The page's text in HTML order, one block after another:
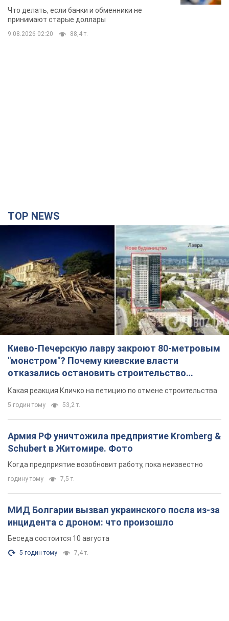
банки такие купюры
Что делать, если банки и обменники не
принимают старые доллары
9.08.2026 02:20 88,4 т.
TOP NEWS
Киево-Печерскую лавру закроют 80-метровым
"монстром"? Почему киевские власти
отказались остановить строительство
небоскреба "московского верующего"
Какая реакция Кличко на петицию по отмене строительства
5 годин тому 53,2 т.
Армия РФ уничтожила предприятие Kromberg &
Schubert в Житомире. Фото
Когда предприятие возобновит работу, пока неизвестно
годину тому 7,5 т.
МИД Болгарии вызвал украинского посла из-за
инцидента с дроном: что произошло
Беседа состоится 10 августа
5 годин тому 7,4 т.